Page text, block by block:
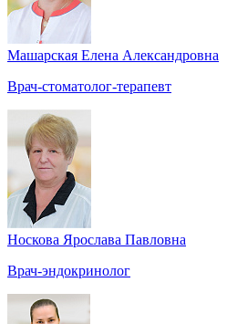
Машарская Елена Александровна
Врач-стоматолог-терапевт
Носкова Ярослава Павловна
Врач-эндокринолог